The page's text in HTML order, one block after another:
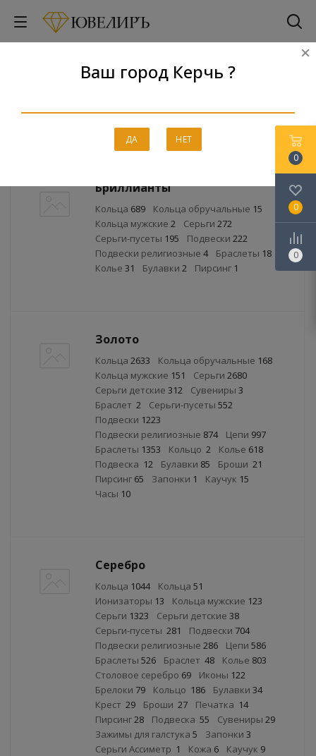
Ваш город Керчь ?
ДА НЕТ
Каталог
Главная - Каталог
Бриллианты
Кольца 689 Кольца обручальные 15
Кольца мужские 2 Серьги 272
Серьги-пусеты 195 Подвески 222
Подвески религиозные 4 Браслеты 18
Колье 31 Булавки 2 Пирсинг 1
Золото
Кольца 2633 Кольца обручальные 168
Кольца мужские 151 Серьги 2680
Серьги детские 312 Сувениры 3
Браслет 2 Серьги-пусеты 552
Подвески 1223
Подвески религиозные 874 Цепи 997
Браслеты 1353 Кольцо 2 Колье 618
Подвеска 12 Булавки 85 Броши 21
Пирсинг 65 Запонки 1 Каучук 15
Часы 10
Серебро
Кольца 1044 Кольца 51
Ионизаторы 13 Кольца мужские 123
Серьги 1323 Серьги детские 38
Серьги-пусеты 281 Подвески 704
Подвески религиозные 286 Цепи 586
Браслеты 526 Браслет 48 Колье 803
Столовое серебро 69 Иконы 122
Брелоки 79 Кольцо 186 Булавки 34
Крест 29 Броши 27 Печатка 14
Пирсинг28 Подвеска 55 Сувениры 29
Зажимы для галстука 5 Запонки 3
Серьги Ассиметр 1 Кожа 6 Каучук 9
0
0
0